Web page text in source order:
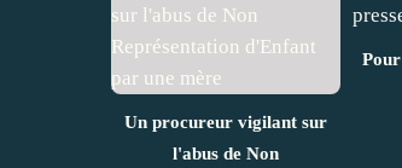
Un procureur vigilant sur
l'abus de Non